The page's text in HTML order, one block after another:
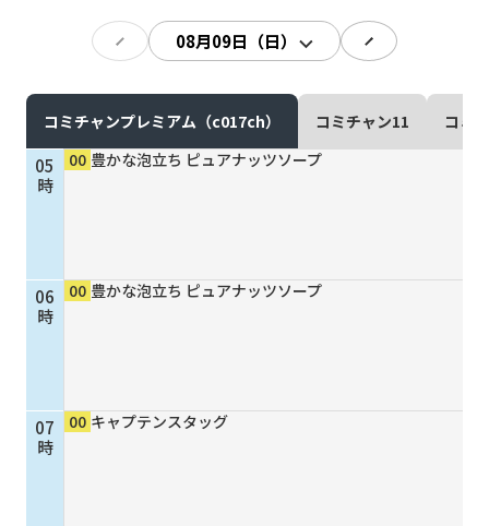
現在ご利用中の方
ご加入お申し込み・資
コミチャンプレミアム（c017ch） コミチャン11 コミ
05
時
06
時
07
時
00 豊かな泡立ち ピュアナッツソープ
00 豊かな泡立ち ピュアナッツソープ
00 キャプテンスタッグ